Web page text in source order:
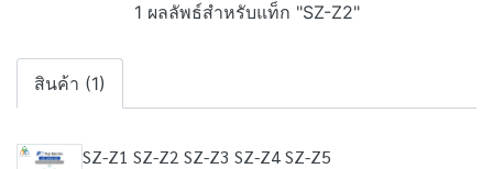
1 ผลลัพธ์สำหรับแท็ก "SZ-Z2"
สินค้า (1)
SZ-Z1 SZ-Z2 SZ-Z3 SZ-Z4 SZ-Z5